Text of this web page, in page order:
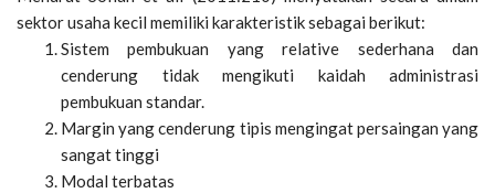
sektor usaha kecil memiliki karakteristik sebagai berikut:
Sistem pembukuan yang relative sederhana dan
cenderung tidak mengikuti kaidah administrasi
pembukuan standar.
Margin yang cenderung tipis mengingat persaingan yang
sangat tinggi
Modal terbatas